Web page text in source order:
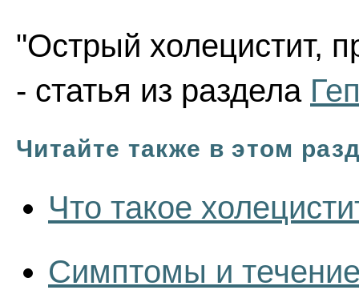
"Острый холецистит,
- статья из раздела
Читайте также в этом
Что такое
Симптомы и течение